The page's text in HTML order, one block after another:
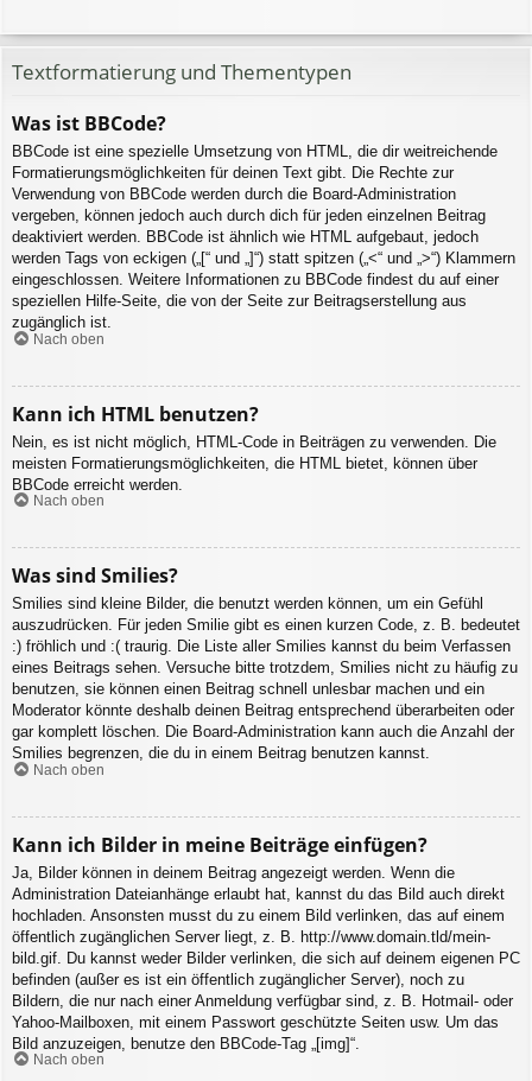
Textformatierung und Thementypen
Was ist BBCode?
BBCode ist eine spezielle Umsetzung von HTML, die dir weitreichende
Formatierungsmöglichkeiten für deinen Text gibt. Die Rechte zur
Verwendung von BBCode werden durch die Board-Administration
vergeben, können jedoch auch durch dich für jeden einzelnen Beitrag
deaktiviert werden. BBCode ist ähnlich wie HTML aufgebaut, jedoch
werden Tags von eckigen („[“ und „]“) statt spitzen („<“ und „>“) Klammern
eingeschlossen. Weitere Informationen zu BBCode findest du auf einer
speziellen Hilfe-Seite, die von der Seite zur Beitragserstellung aus
zugänglich ist.
Nach oben
Kann ich HTML benutzen?
Nein, es ist nicht möglich, HTML-Code in Beiträgen zu verwenden. Die
meisten Formatierungsmöglichkeiten, die HTML bietet, können über
BBCode erreicht werden.
Nach oben
Was sind Smilies?
Smilies sind kleine Bilder, die benutzt werden können, um ein Gefühl
auszudrücken. Für jeden Smilie gibt es einen kurzen Code, z. B. bedeutet
:) fröhlich und :( traurig. Die Liste aller Smilies kannst du beim Verfassen
eines Beitrags sehen. Versuche bitte trotzdem, Smilies nicht zu häufig zu
benutzen, sie können einen Beitrag schnell unlesbar machen und ein
Moderator könnte deshalb deinen Beitrag entsprechend überarbeiten oder
gar komplett löschen. Die Board-Administration kann auch die Anzahl der
Smilies begrenzen, die du in einem Beitrag benutzen kannst.
Nach oben
Kann ich Bilder in meine Beiträge einfügen?
Ja, Bilder können in deinem Beitrag angezeigt werden. Wenn die
Administration Dateianhänge erlaubt hat, kannst du das Bild auch direkt
hochladen. Ansonsten musst du zu einem Bild verlinken, das auf einem
öffentlich zugänglichen Server liegt, z. B. http://www.domain.tld/mein-
bild.gif. Du kannst weder Bilder verlinken, die sich auf deinem eigenen PC
befinden (außer es ist ein öffentlich zugänglicher Server), noch zu
Bildern, die nur nach einer Anmeldung verfügbar sind, z. B. Hotmail- oder
Yahoo-Mailboxen, mit einem Passwort geschützte Seiten usw. Um das
Bild anzuzeigen, benutze den BBCode-Tag „[img]“.
Nach oben